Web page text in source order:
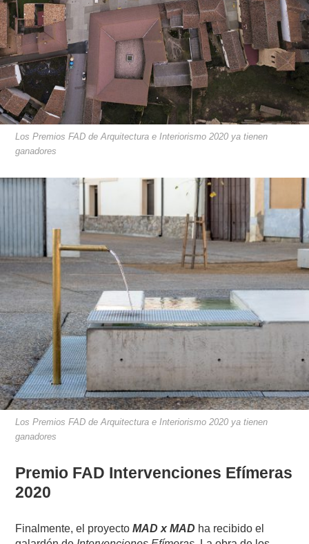
Los Premios FAD de Arquitectura e Interiorismo 2020 ya tienen
ganadores
Los Premios FAD de Arquitectura e Interiorismo 2020 ya tienen
ganadores
Premio FAD Intervenciones Efímeras
2020
Finalmente, el proyectoMAD x MAD ha recibido el